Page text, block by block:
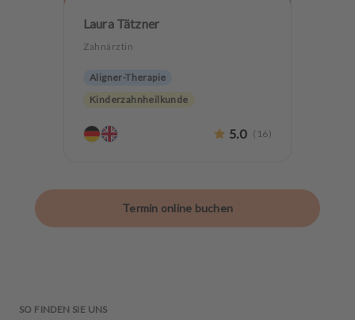
Laura Tätzner
Zahnärztin
Aligner-Therapie
Kinderzahnheilkunde
Ästhetische Zahnheilkunde
Zahnerhaltung
Angstpatienten
5.0 ( 16)
Termin online buchen
SO FINDEN SIE UNS